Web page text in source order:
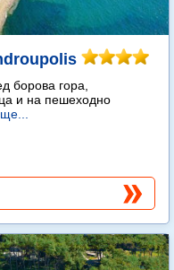
борова гора,
и на пешеходно